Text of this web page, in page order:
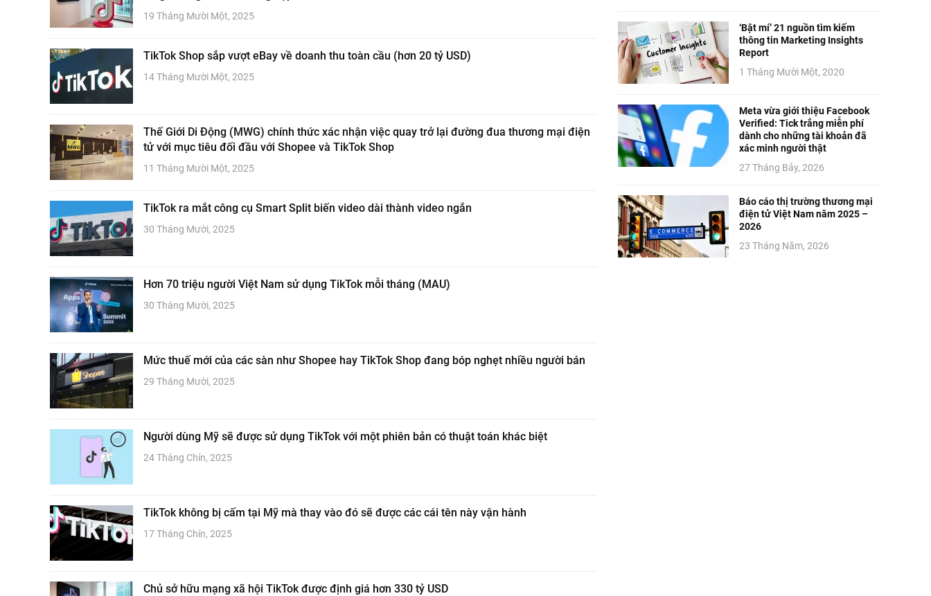
19 Tháng Mười Một, 2025
TikTok Shop sắp vượt eBay về doanh thu toàn cầu (hơn 20 tỷ USD)
14 Tháng Mười Một, 2025
Thế Giới Di Động (MWG) chính thức xác nhận việc quay trở lại đường đua thương mại điện
tử với mục tiêu đối đầu với Shopee và TikTok Shop
11 Tháng Mười Một, 2025
TikTok ra mắt công cụ Smart Split biến video dài thành video ngắn
30 Tháng Mười, 2025
Hơn 70 triệu người Việt Nam sử dụng TikTok mỗi tháng (MAU)
30 Tháng Mười, 2025
Mức thuế mới của các sàn như Shopee hay TikTok Shop đang bóp nghẹt nhiều người bán
29 Tháng Mười, 2025
Người dùng Mỹ sẽ được sử dụng TikTok với một phiên bản có thuật toán khác biệt
24 Tháng Chín, 2025
TikTok không bị cấm tại Mỹ mà thay vào đó sẽ được các cái tên này vận hành
17 Tháng Chín, 2025
Chủ sở hữu mạng xã hội TikTok được định giá hơn 330 tỷ USD
‘Bật mí’ 21 nguồn tìm kiếm
thông tin Marketing Insights
Report
1 Tháng Mười Một, 2020
Meta vừa giới thiệu Facebook
Verified: Tick trắng miễn phí
dành cho những tài khoản đã
xác minh người thật
27 Tháng Bảy, 2026
Báo cáo thị trường thương mại
điện tử Việt Nam năm 2025 –
2026
23 Tháng Năm, 2026